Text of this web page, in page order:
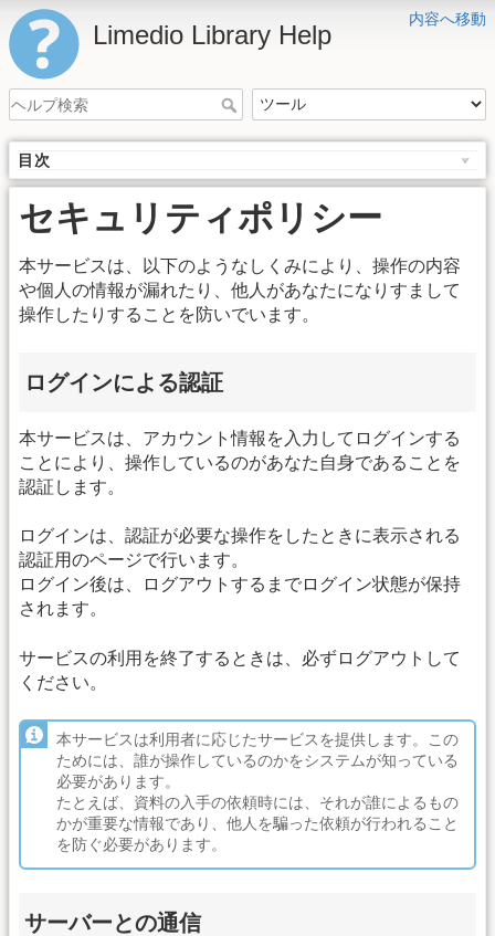
内容へ移動
Limedio Library Help
目次
セキュリティポリシー
本サービスは、以下のようなしくみにより、操作の内容
や個人の情報が漏れたり、他人があなたになりすまして
操作したりすることを防いでいます。
ログインによる認証
本サービスは、アカウント情報を入力してログインする
ことにより、操作しているのがあなた自身であることを
認証します。
ログインは、認証が必要な操作をしたときに表示される
認証用のページで行います。
ログイン後は、ログアウトするまでログイン状態が保持
されます。
サービスの利用を終了するときは、必ずログアウトして
ください。
本サービスは利用者に応じたサービスを提供します。この
ためには、誰が操作しているのかをシステムが知っている
必要があります。
たとえば、資料の入手の依頼時には、それが誰によるもの
かが重要な情報であり、他人を騙った依頼が行われること
を防ぐ必要があります。
サーバーとの通信